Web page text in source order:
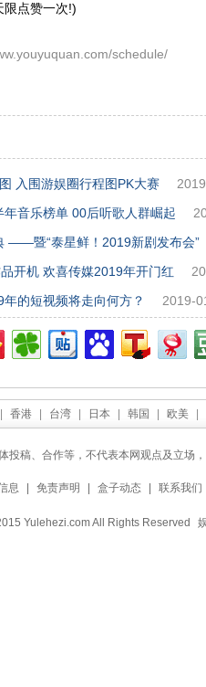
限点赞一次!)
schedule/
入围游娱圈行程图PK大赛
音乐榜单 00后听歌人群崛起
——暨“泰星鲜！2019新剧发布会”
开机 欢喜传媒2019年开门红
的短视频将走向何方？
2019-
香港 台湾 日本 韩国 欧美
投稿、合作等，不代表本网观点及立场
息 免责声明 盒子动态 联系我们
Yulehezi.com All Rights Reserved